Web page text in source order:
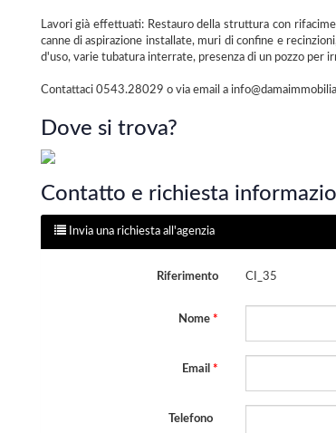
Lavori già effettuati: Restauro della struttura con
canne di aspirazione installate, muri di confine e
d'uso, varie tubatura interrate, presenza di un pozzo per
Contattaci 0543.28029 o via email a
Dove si trova?
Contatto e richiesta
Invia una richiesta all'agenzia
Riferimento CI_35
Nome*
Email*
Telefono